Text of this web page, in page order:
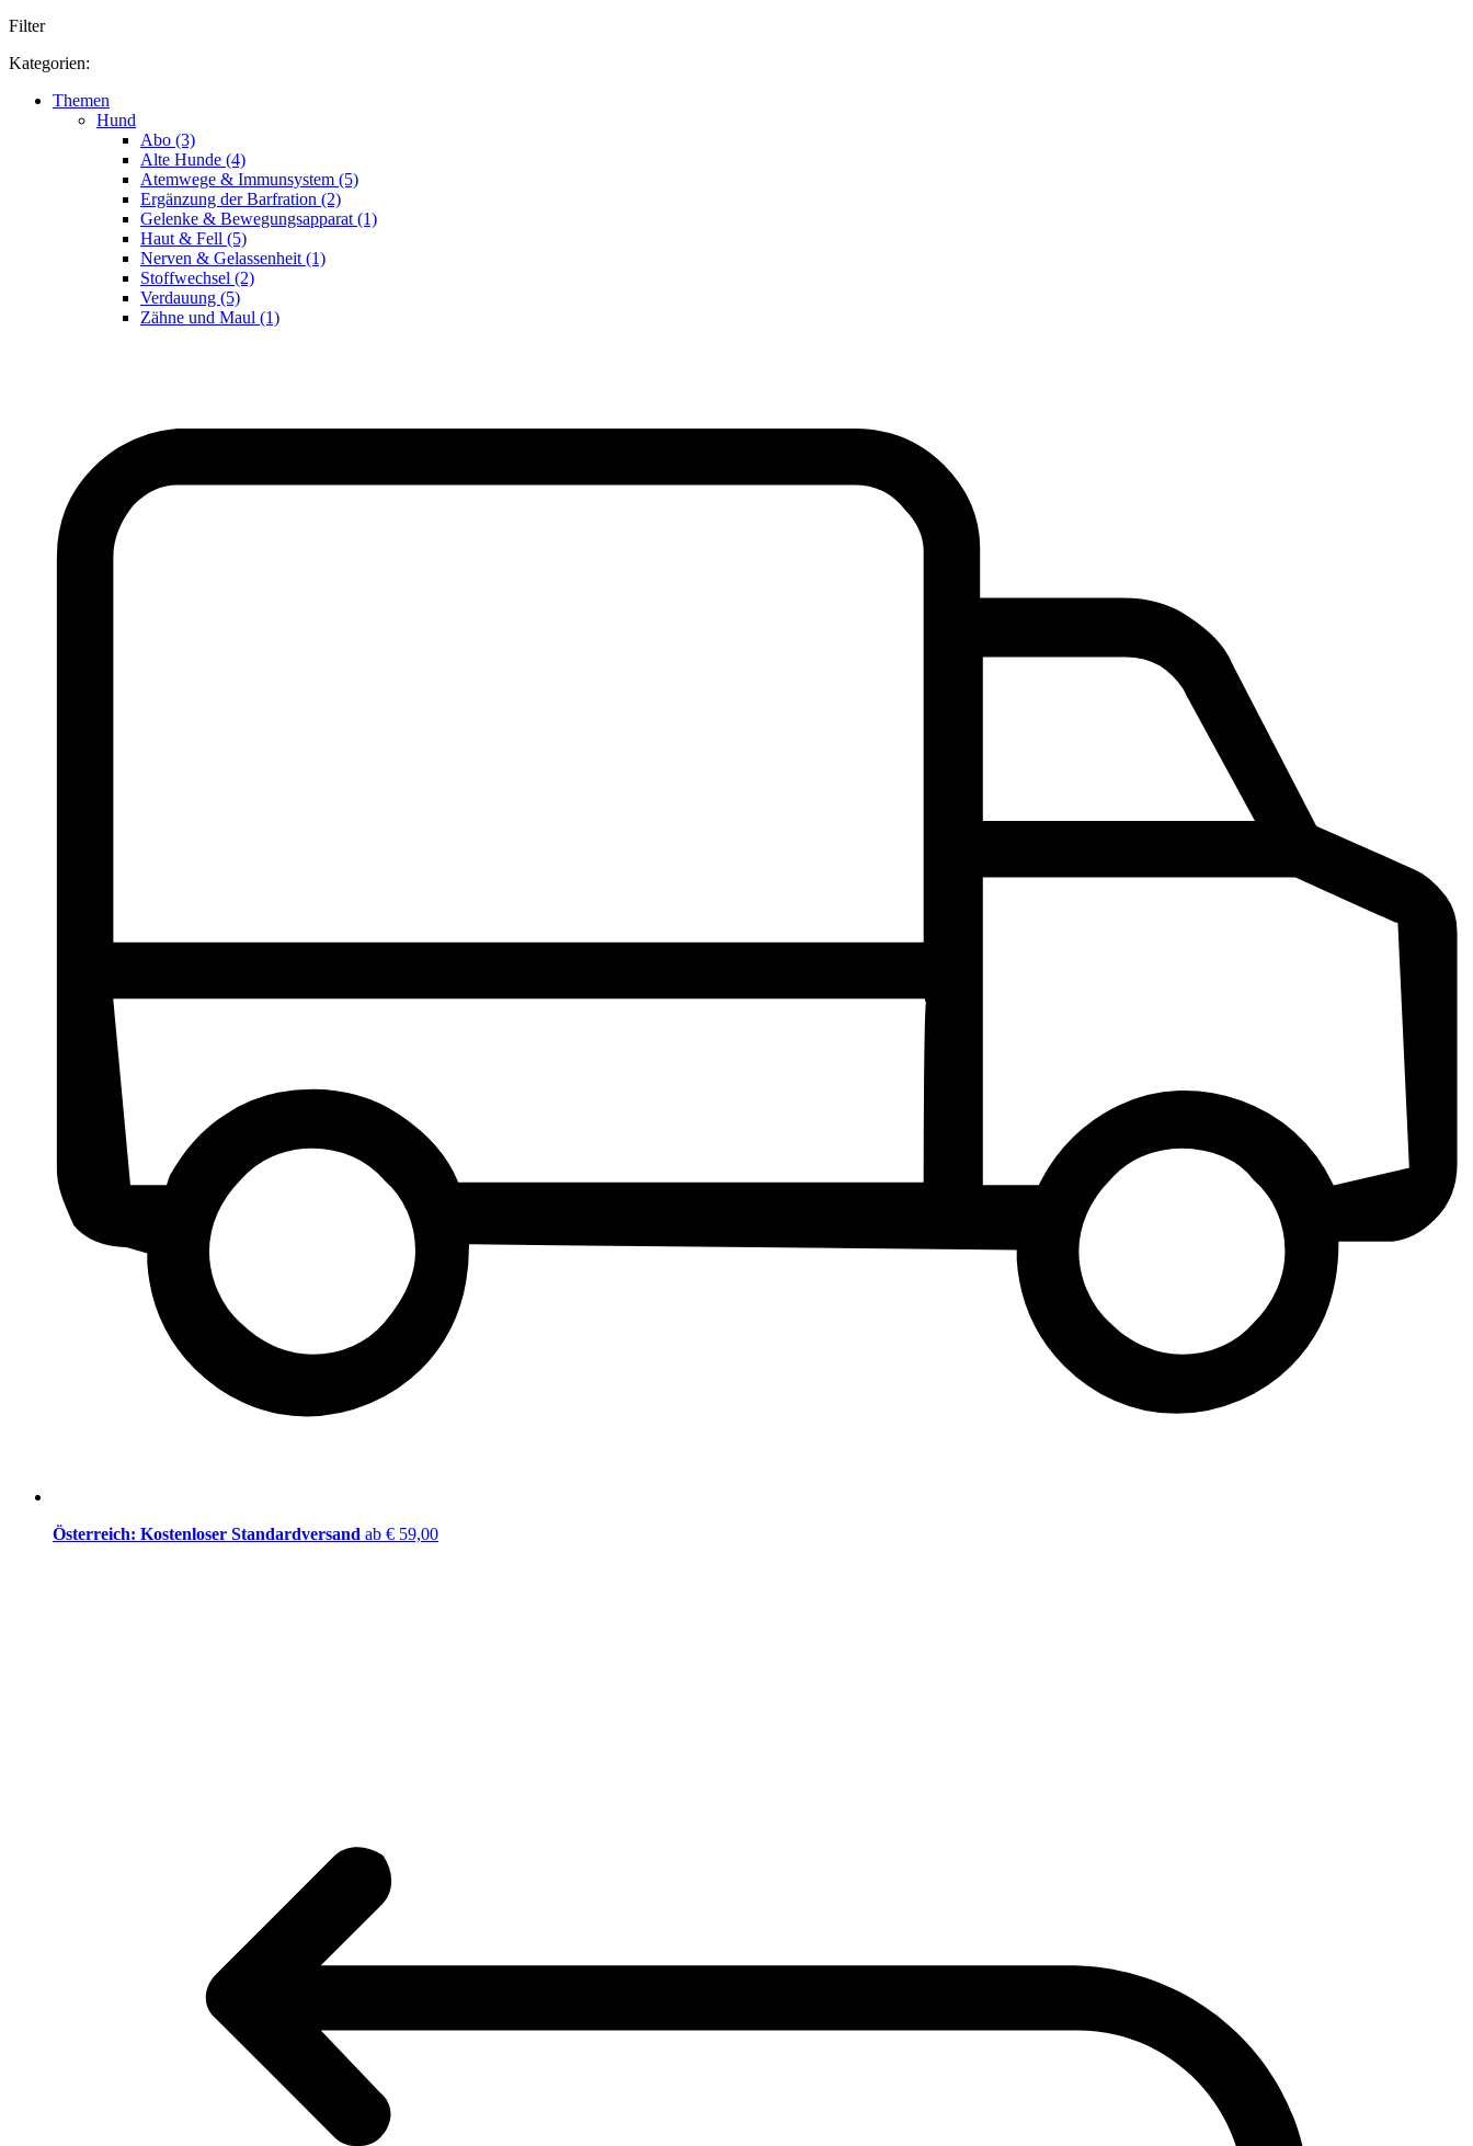
Filter
Kategorien:
Themen
Hund
Abo (3)
Alte Hunde (4)
Atemwege & Immunsystem (5)
Ergänzung der Barfration (2)
Gelenke & Bewegungsapparat (1)
Haut & Fell (5)
Nerven & Gelassenheit (1)
Stoffwechsel (2)
Verdauung (5)
Zähne und Maul (1)
Österreich: Kostenloser Standardversand ab € 59,00